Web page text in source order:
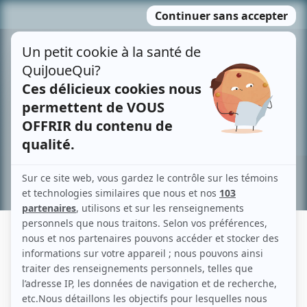
MENU
contenu
Recherche avancée »
DORIS BLANCHET
Liens
Fiche de Doris Blanchet sur Showbizz.net